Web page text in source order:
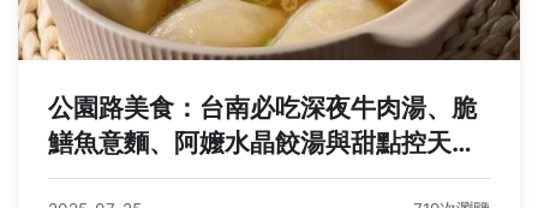
公園路美食：台南必吃深夜牛肉湯、脆
鱔魚意麵、阿嬤水晶餃湯與甜點控天堂
懶人包